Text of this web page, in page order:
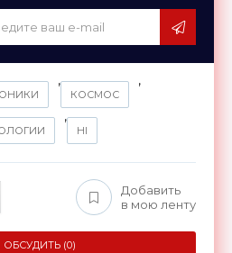
,
КОСМОС
,
,
HI
Добавить
в мою ленту
ОБСУДИТЬ (0)